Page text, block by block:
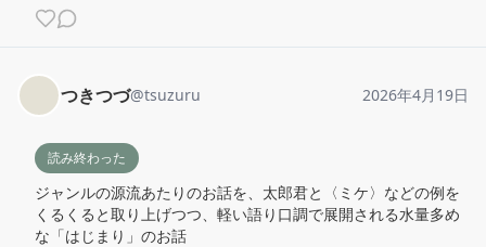
つきつづ@tsuzuru 2026年4月19日
読み終わった
ジャンルの源流あたりのお話を、太郎君と〈ミケ〉などの例を
くるくると取り上げつつ、軽い語り口調で展開される水量多め
な「はじまり」のお話